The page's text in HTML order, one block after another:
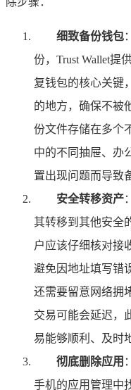
细致备份钱包
份，Trust Wallet提
复钱包的核心关键
的地方，确保不被
份文件存储在多个
中的不同抽屉、办
置出现问题而导致
安全转移资产
其转移到其他安全
户应该仔细核对接
避免因地址填写错
还需要留意网络拥
交易可能会延迟，
易能够顺利、及时
彻底删除应用
手机的应用管理中